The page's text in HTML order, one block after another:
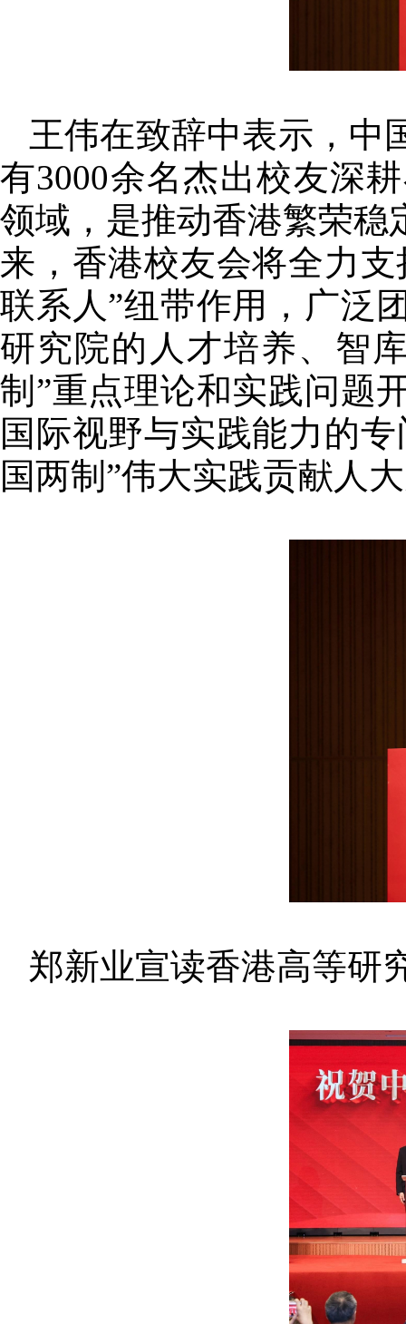
王伟在致辞中表示，中
有3000余名杰出校友深
领域，是推动香港繁荣稳
来，香港校友会将全力
联系人”纽带作用，广泛
研究院的人才培养、智
制”重点理论和实践问题
国际视野与实践能力的
国两制”伟大实践贡献人
郑新业宣读香港高等研